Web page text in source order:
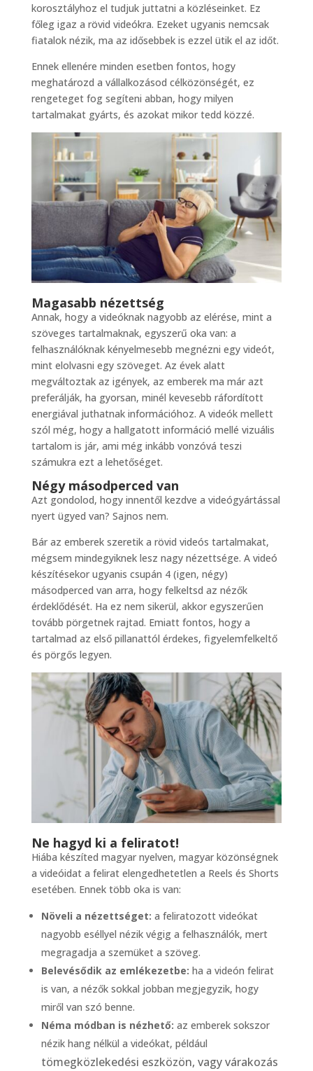
korosztályhoz el tudjuk juttatni a közléseinket. Ez
főleg igaz a rövid videókra. Ezeket ugyanis nemcsak
fiatalok nézik, ma az idősebbek is ezzel ütik el az időt.
Ennek ellenére minden esetben fontos, hogy
meghatározd a vállalkozásod célközönségét, ez
rengeteget fog segíteni abban, hogy milyen
tartalmakat gyárts, és azokat mikor tedd közzé.
Magasabb nézettség
Annak, hogy a videóknak nagyobb az elérése, mint a
szöveges tartalmaknak, egyszerű oka van: a
felhasználóknak kényelmesebb megnézni egy videót,
mint elolvasni egy szöveget. Az évek alatt
megváltoztak az igények, az emberek ma már azt
preferálják, ha gyorsan, minél kevesebb ráfordított
energiával juthatnak információhoz. A videók mellett
szól még, hogy a hallgatott információ mellé vizuális
tartalom is jár, ami még inkább vonzóvá teszi
számukra ezt a lehetőséget.
Négy másodperced van
Azt gondolod, hogy innentől kezdve a videógyártással
nyert ügyed van? Sajnos nem.
Bár az emberek szeretik a rövid videós tartalmakat,
mégsem mindegyiknek lesz nagy nézettsége. A videó
készítésekor ugyanis csupán 4 (igen, négy)
másodperced van arra, hogy felkeltsd az nézők
érdeklődését. Ha ez nem sikerül, akkor egyszerűen
tovább pörgetnek rajtad. Emiatt fontos, hogy a
tartalmad az első pillanattól érdekes, figyelemfelkeltő
és pörgős legyen.
Ne hagyd ki a feliratot!
Hiába készíted magyar nyelven, magyar közönségnek
a videóidat a felirat elengedhetetlen a Reels és Shorts
esetében. Ennek több oka is van:
Növeli a nézettséget: a feliratozott videókat
nagyobb eséllyel nézik végig a felhasználók, mert
megragadja a szemüket a szöveg.
Belevésődik az emlékezetbe: ha a videón felirat
is van, a nézők sokkal jobban megjegyzik, hogy
miről van szó benne.
Néma módban is nézhető: az emberek sokszor
nézik hang nélkül a videókat, például
tömegközlekedési eszközön, vagy várakozás